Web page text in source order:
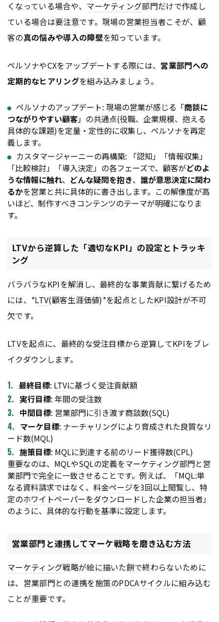
くなっている場合や、 マーケティング部門だけで作成し
ている場合は要注意です。現場の営業担当者こそが、顧
客の真の悩みや導入の障壁を知っています。
ペルソナやCXをアップデートする際には、 営業部門への
定期的なヒアリングを組み込みましょう。
ペルソナのアップデート: 現場の営業が感じる「商談に
つながりやすい顧客」の共通点(役職、企業規模、抱える
具体的な課題)を定量・定性的に収集し、ペルソナを再定
義します。
カスタマージャーニーの再構築: 「認知」「情報収集」
「比較検討」「導入決定」の各フェーズで、顧客がどのよ
うな情報に触れ、 どんな疑問を抱き、 誰が意思決定に関わ
るかを営業と共に具体的に書き出します。この解像度が高
いほど、制作すべきコンテンツのテーマが明確になりま
す。
LTVから逆算した「適切なKPI」の設定とトラッキ
ング
バラバラなKPIを解消し、最終的な事業貢献に繋げるため
には、*LTV(顧客生涯価値)*を起点としたKPI設計が不可
欠です。
LTVを起点に、最終的な受注目標から逆算してKPIをブレ
イクダウンします。
最終目標: LTVに基づく受注貢献額
実行目標: 年間の受注数
中間目標: 営業部門に引き渡す商談数(SQL)
マーケ目標: ナーチャリングにより育成された良質なリ
ード数(MQL)
施策目標: MQLに到達する前のリード獲得数(CPL)
重要なのは、MQLやSQLの定義をマーケティング部門と営
業部門で完全に一致させることです。例えば、「MQL:単
なる資料請求ではなく、料金ページを3回以上閲覧し、特
定のホワイトペーパーをダウンロードした企業の担当者」
のように、具体的な行動を基準に設定します。
営業部門と連携してマーケ戦略を磨き込む方法
マーケティング戦略が絵に描いた餅で終わらないために
は、営業部門との連携を施策のPDCAサイクルに組み込む
ことが重要です。